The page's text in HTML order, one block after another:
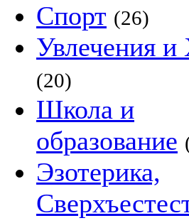
Спорт (26)
Увлечения и
(20)
Школа и
образование
Эзотерика,